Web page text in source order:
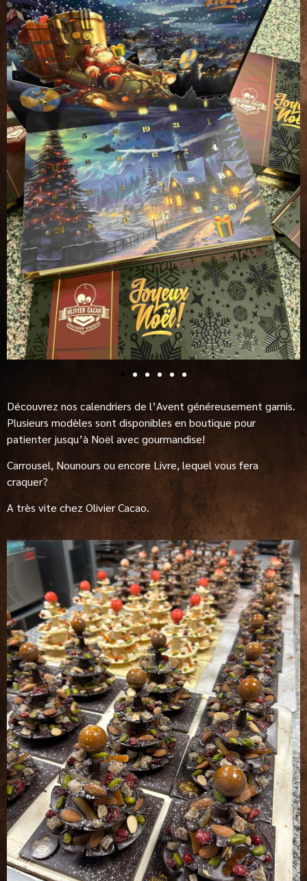
Découvrez nos calendriers de l’Avent généreusement garnis.
Plusieurs modèles sont disponibles en boutique pour
patienter jusqu’à Noël avec gourmandise!
Carrousel, Nounours ou encore Livre, lequel vous fera
craquer?
A très vite chez Olivier Cacao.